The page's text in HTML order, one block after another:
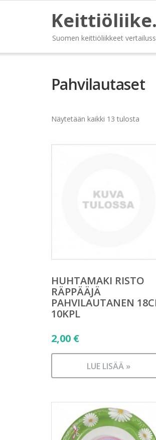
Suomen keittiöliikkeet
Pahvilautaset
Näytetään kaikki 13 tulosta
HUHTAMAKI RISTO
RÄPPÄÄJÄ
PAHVILAUTANEN
10KPL
2,00 €
LUE LISÄÄ »